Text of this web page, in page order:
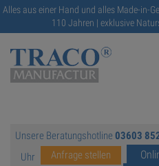
Alles aus einer Hand und alles Made-in-
110 Jahren | exklusive
NATURSTEINE
Unsere Beratungshotline 03603
Uhr
Anfrage stellen